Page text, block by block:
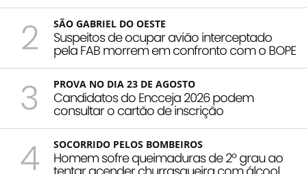
2 SÃO GABRIEL DO OESTE
Suspeitos de ocupar avião interceptado
pela FAB morrem em confronto com o BOPE
3 PROVA NO DIA 23 DE AGOSTO
Candidatos do Encceja 2026 podem
consultar o cartão de inscrição
4 SOCORRIDO PELOS BOMBEIROS
Homem sofre queimaduras de 2º grau ao